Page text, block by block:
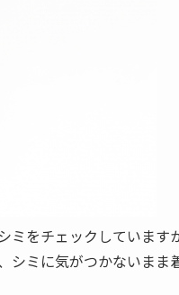
ミをチェックしています
シミに気がつかないまま